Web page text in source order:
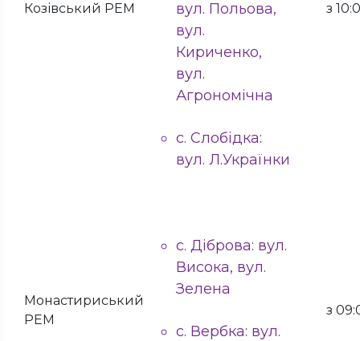
Козівський РЕМ
вул. Польова,
вул.
Кириченко,
вул.
Агрономічна
с. Слобідка:
вул. Л.Українки
з
Монастириський
РЕМ
с. Діброва: вул.
Висока, вул.
Зелена
с. Вербка: вул.
з